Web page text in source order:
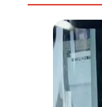
東京・上野
場に行く宿
選ぶことが
マイカー（
交通手段は